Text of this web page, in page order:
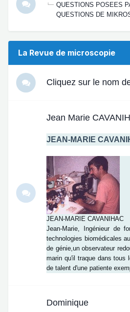
QUESTIONS POSEES
QUESTIONS DE
La Revue de microscopie
Cliquez sur le nom
Jean Marie
JEAN-MARIE
JEAN-MARIE CAVANIHAC
Jean-Marie, Ingénieur de
technologies biomédicales
de génie,un observateur
marin qu'il traque dans tous
de talent d'une patiente
Dominique